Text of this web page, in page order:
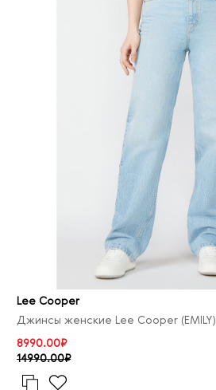
Lee Cooper
Джинсы женские Lee Cooper (EMILY)
8990.00₽
14990.00₽